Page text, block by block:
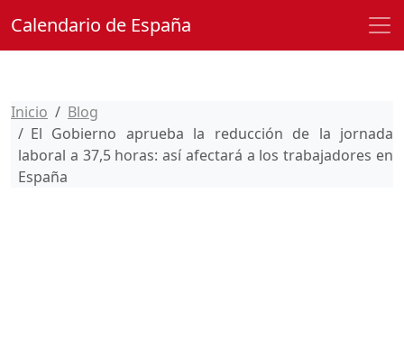
Calendario de España
Inicio
Blog
El Gobierno aprueba la reducción de la jornada
laboral a 37,5 horas: así afectará a los trabajadores en
España